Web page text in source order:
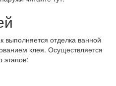
выполняется отделка ванной
клея. Осуществляется
этапов: